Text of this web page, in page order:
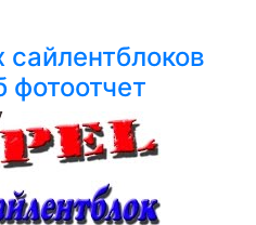
фотоотчет